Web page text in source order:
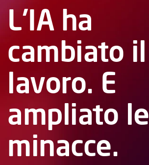
L'IA ha
cambiato il
lavoro. E
ampliato le
minacce.